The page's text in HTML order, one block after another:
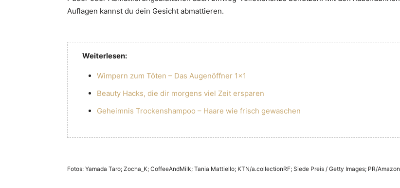
Auflagen kannst du dein Gesicht abmattieren.
Weiterlesen:
Wimpern zum Töten – Das Augenöffner 1×1
Beauty Hacks, die dir morgens viel Zeit ersparen
Geheimnis Trockenshampoo – Haare wie frisch gewaschen
Fotos: Yamada Taro; Zocha_K; CoffeeAndMilk; Tania Mattiello; KTN/a.collectionRF; Siede Preis / Getty Images; PR/Amazon